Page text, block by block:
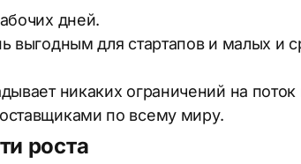
дней.
выгодным для стартапов и малых и
никаких ограничений на
по всему миру.
роста